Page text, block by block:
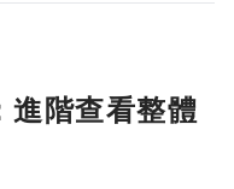
進階查看整體